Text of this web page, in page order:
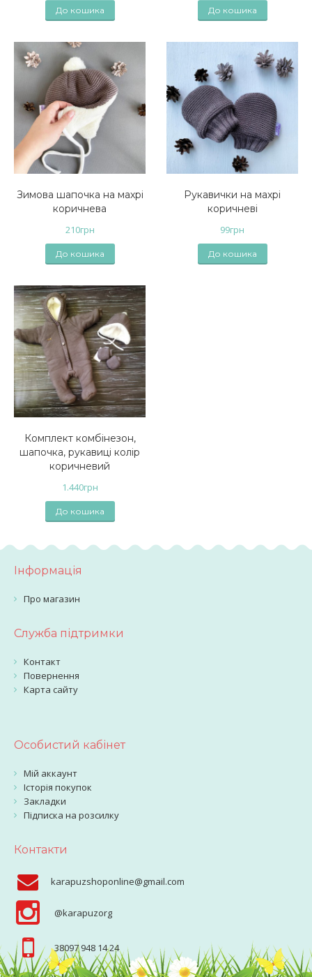
До кошика До кошика
Зимова шапочка на махрі
коричнева
210грн
До кошика
Рукавички на махрі
коричневі
99грн
До кошика
Комплект комбінезон,
шапочка, рукавиці колір
коричневий
1.440грн
До кошика
Інформація
Про магазин
Служба підтримки
Контакт
Повернення
Карта сайту
Особистий кабінет
Мій аккаунт
Історія покупок
Закладки
Підписка на розсилку
Контакти
karapuzshoponline@gmail.com
@karapuzorg
38097 948 14 24